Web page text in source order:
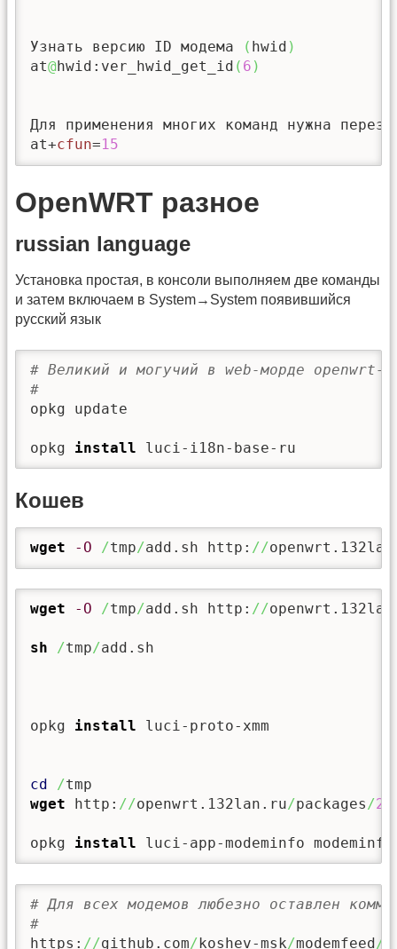
Узнать версию ID модема ( hwid )
at@hwid:ver_hwid_get_id ( 6 )
Для применения многих команд нужна
at+cfun=15
OpenWRT разное
russian language
Установка простая, в консоли выполняем две команды
и затем включаем в System→System появившийся
русский язык
# Великий и могучий в web-морде openwrt-
#
opkg update
opkg install luci-i18n-base-ru
Кошев
wget -O /tmp/add.sh http: //
wget -O /tmp/add.sh http: //
sh /tmp/add.sh
opkg install luci-proto-xmm
cd /
wget http: //openwrt.132lan.ru/packages/
opkg install luci-app-modeminfo
# Для всех модемов любезно оставлен
#
https: //github.com/koshev-msk/modemfeed/